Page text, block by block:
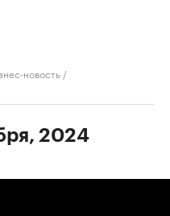
новость /
2024